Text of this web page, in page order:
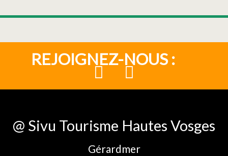
REJOIGNEZ-NOUS :
@ Sivu Tourisme Hautes Vosges
Gérardmer